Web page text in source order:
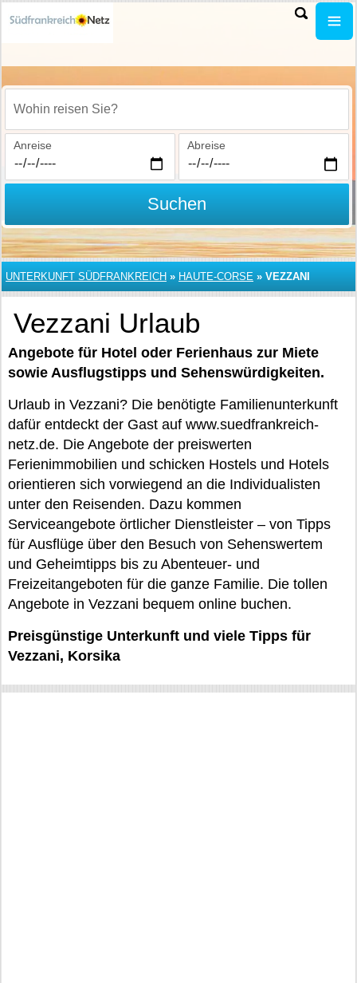
Wohin reisen Sie?
Anreise Abreise
Suchen
UNTERKUNFT SÜDFRANKREICH » HAUTE-CORSE » VEZZANI
Vezzani Urlaub
Angebote für Hotel oder Ferienhaus zur Miete
sowie Ausflugstipps und Sehenswürdigkeiten.
Urlaub in Vezzani? Die benötigte Familienunterkunft
dafür entdeckt der Gast auf www.suedfrankreich-
netz.de. Die Angebote der preiswerten
Ferienimmobilien und schicken Hostels und Hotels
orientieren sich vorwiegend an die Individualisten
unter den Reisenden. Dazu kommen
Serviceangebote örtlicher Dienstleister – von Tipps
für Ausflüge über den Besuch von Sehenswertem
und Geheimtipps bis zu Abenteuer- und
Freizeitangeboten für die ganze Familie. Die tollen
Angebote in Vezzani bequem online buchen.
Preisgünstige Unterkunft und viele Tipps für
Vezzani, Korsika